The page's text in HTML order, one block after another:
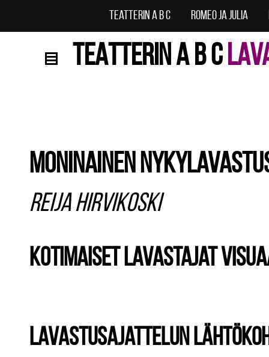
Teatterin A B C Romeo ja Julia
TEATTERIN A B C
Moninainen
Reija Hirvikoski
Kotimaiset lavastajat
Lavastusajattelun